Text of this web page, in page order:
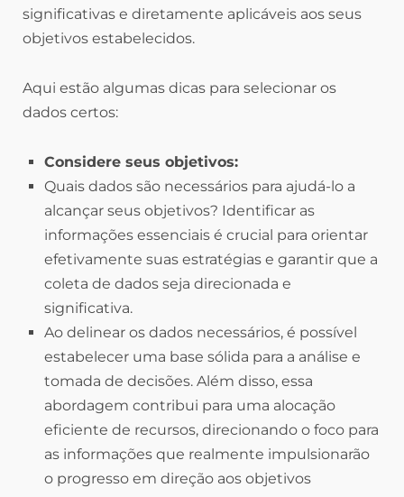
significativas e diretamente aplicáveis aos seus
objetivos estabelecidos.
Aqui estão algumas dicas para selecionar os
dados certos:
Considere seus objetivos:
Quais dados são necessários para ajudá-lo a
alcançar seus objetivos? Identificar as
informações essenciais é crucial para orientar
efetivamente suas estratégias e garantir que a
coleta de dados seja direcionada e
significativa.
Ao delinear os dados necessários, é possível
estabelecer uma base sólida para a análise e
tomada de decisões. Além disso, essa
abordagem contribui para uma alocação
eficiente de recursos, direcionando o foco para
as informações que realmente impulsionarão
o progresso em direção aos objetivos